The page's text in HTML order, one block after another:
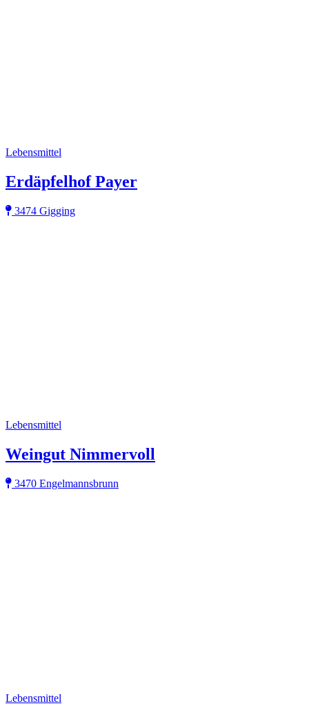
Lebensmittel
Erdäpfelhof Payer
3474 Gigging
Lebensmittel
Weingut Nimmervoll
3470 Engelmannsbrunn
Lebensmittel